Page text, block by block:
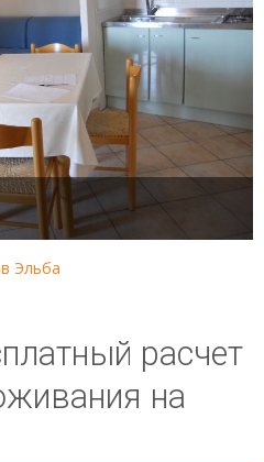
Эльба
расчет
на